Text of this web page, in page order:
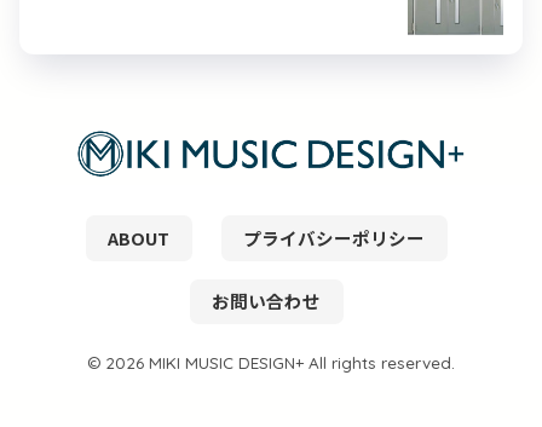
ABOUT プライバシーポリシー
お問い合わせ
© 2026 MIKI MUSIC DESIGN+ All rights reserved.